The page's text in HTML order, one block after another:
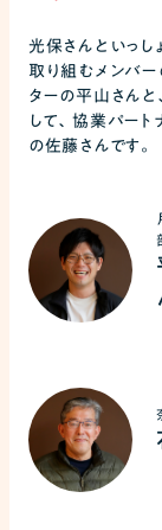
光保さんといっ
取り組むメンバ
ターの平山さんと
して、協業パー
の佐藤さんです。